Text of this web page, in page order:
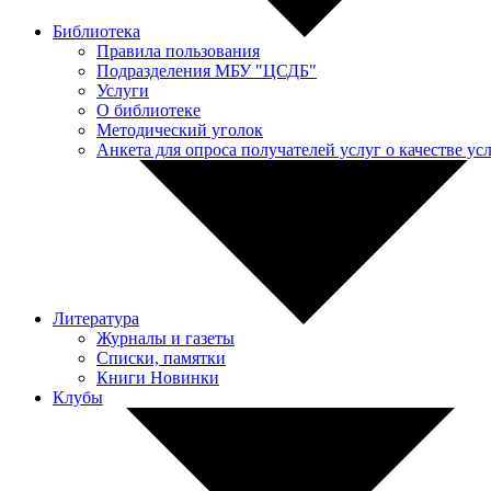
Библиотека
Правила пользования
Подразделения МБУ "ЦСДБ"
Услуги
О библиотеке
Методический уголок
Анкета для опроса получателей услуг о качестве
Литература
Журналы и газеты
Списки, памятки
Книги Новинки
Клубы